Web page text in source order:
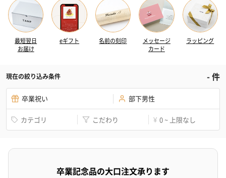
最短翌日
お届け
eギフト 名前の刻印
メッセージ
カード
ラッピング
現在の絞り込み条件 -件
卒業祝い 部下男性
カテゴリ こだわり ¥ 0 ~ 上限なし
卒業記念品の大口注文承ります